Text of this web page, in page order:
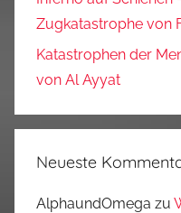
Zugkatastrophe von
Katastrophen der
von Al Ayyat
Neueste
AlphaundOmega zu